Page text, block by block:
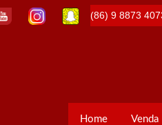
(86) 9 8873
Home Venda